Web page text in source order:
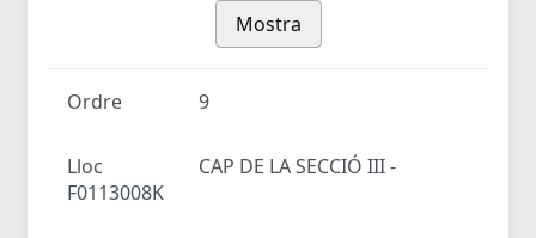
Mostra
Ordre 9
Lloc
CAP DE LA SECCIÓ III -
F0113008K